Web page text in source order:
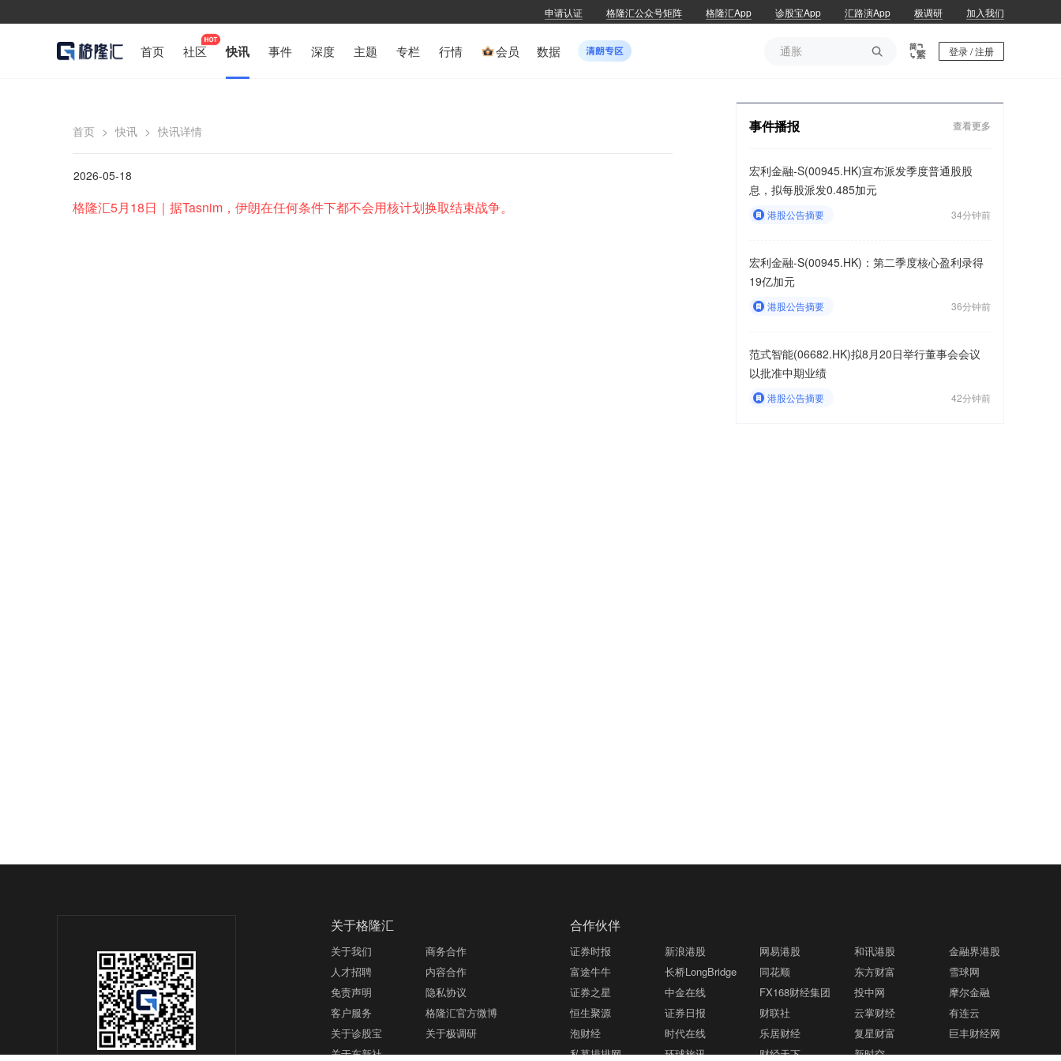
申请认证 格隆汇公众号矩阵 格隆汇App 诊股宝App 汇路演App 极调研 加入我们
首页 社区 快讯 事件 深度 主题 专栏 行情 会员 数据 
通胀
登录 / 注册
首页 > 快讯 > 快讯详情
2026-05-18
格隆汇5月18日｜据Tasnim，伊朗在任何条件下都不会用核计划换取结束战争。
事件播报 查看更多
宏利金融-S(00945.HK)宣布派发季度普通股股
息，拟每股派发0.485加元
港股公告摘要 34分钟前
宏利金融-S(00945.HK)：第二季度核心盈利录得
19亿加元
港股公告摘要 36分钟前
范式智能(06682.HK)拟8月20日举行董事会会议
以批准中期业绩
港股公告摘要 42分钟前
关于格隆汇
关于我们
商务合作
人才招聘
内容合作
免责声明
隐私协议
客户服务
格隆汇官方微博
关于诊股宝
关于极调研
关于东新社
合作伙伴
证券时报 新浪港股 网易港股 和讯港股
金融界港股
富途牛牛
长桥LongBridge 同花顺 东方财富
雪球网
证券之星
中金在线 FX168财经集团 投中网
摩尔金融
恒生聚源
证券日报 财联社 云掌财经
有连云
泡财经
时代在线 乐居财经 复星财富
巨丰财经网
私募排排网
环球旅讯 财经天下 新时空